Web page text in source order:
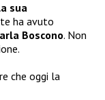
sua
ha avuto
Boscono. Non
che oggi la